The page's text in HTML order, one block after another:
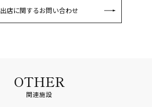
出店に関するお問い合わせ
OTHER
関連施設